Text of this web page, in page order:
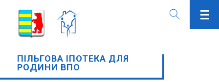
ПІЛЬГОВА ІПОТЕКА ДЛЯ
РОДИНИ ВПО